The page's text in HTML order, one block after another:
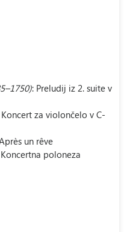
–1750): Preludij iz 2. suite v
Koncert za violončelo v C-
un rêve
poloneza